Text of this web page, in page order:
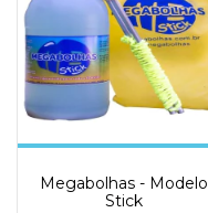
Megabolhas - Modelo
Stick